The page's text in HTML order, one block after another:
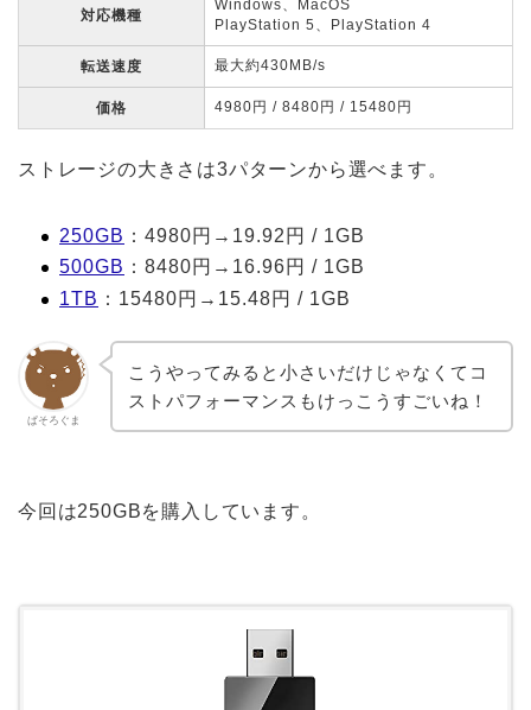
対応機種
Windows、MacOS
PlayStation 5、PlayStation 4
転送速度 最大約430MB/s
価格 4980円 / 8480円 / 15480円
ストレージの大きさは3パターンから選べます。
250GB ：4980円→19.92円 / 1GB
500GB ：8480円→16.96円 / 1GB
1TB ：15480円→15.48円 / 1GB
ぱそろぐま
こうやってみると小さいだけじゃなくてコ
ストパフォーマンスもけっこうすごいね！
今回は250GBを購入しています。